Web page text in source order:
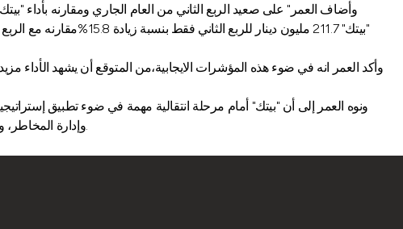
وأضاف العمر" على صعيد الربع الثاني من العام الجاري ومقارنه بأداء
وأكد العمر انه في ضوء هذه المؤشرات الايجابية،من المتوقع أن يشهد
ونوه العمر إلى أن "بيتك" أمام مرحلة انتقالية مهمة في ضوء تطبيق
وإدارة المخاطر، ووضع العميل في مقدمة الأولويات بالتطوير المستمر للخدمات والمنتجات والعمل المستمر لتطوير أداء وحدات "بيتك"الخارجية والربط بينها.